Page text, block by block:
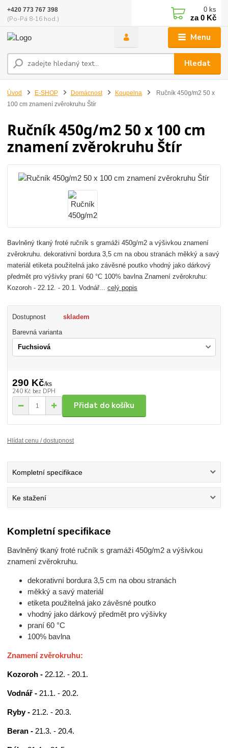
Menu
Hledat
+420 773 767 398
(Po-Pá 8-16 hod.)
0 ks
za0 Kč
Úvod E-SHOP Domácnost Koupelna
Ručník 450g/m2 50 x
100 cm znamení zvěrokruhu Štír
Ručník 450g/m2 50 x 100 cm
znamení zvěrokruhu Štír
Bavlněný tkaný froté ručník s gramáži 450g/m2 a výšivkou znamení
zvěrokruhu. dekorativní bordura 3,5 cm na obou stranách měkký a savý
materiál etiketa použitelná jako závěsné poutko vhodný jako dárkový
předmět pro výšivky praní 60 °C 100% bavlna Znamení zvěrokruhu:
Kozoroh - 22.12. - 20.1. Vodnář...celý popis
Dostupnost skladem
Barevná varianta
290 Kč/ks
240 Kč bez DPH
Přidat do košíku
Hlídat cenu / dostupnost
Kompletní specifikace
Ke stažení
Kompletní specifikace
Bavlněný tkaný froté ručník s gramáži 450g/m2 a výšivkou
znamení zvěrokruhu.
dekorativní bordura 3,5 cm na obou stranách
měkký a savý materiál
etiketa použitelná jako závěsné poutko
vhodný jako dárkový předmět pro výšivky
praní 60 °C
100% bavlna
Znamení zvěrokruhu:
Kozoroh - 22.12. - 20.1.
Vodnář - 21.1. - 20.2.
Ryby - 21.2. - 20.3.
Beran - 21.3. - 20.4.